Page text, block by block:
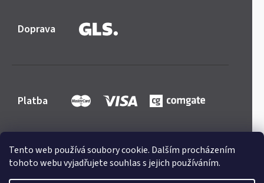
Tento web používá soubory cookie. Dalším procházením
tohoto webu vyjadřujete souhlas s jejich používáním.
Doprava
Platba
Shoptet |mime digital